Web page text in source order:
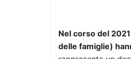
Nel corso del
delle famiglie)